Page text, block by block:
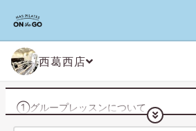
西葛西店
①グループレッスンについて
【レッスンスケジュールの公開について】